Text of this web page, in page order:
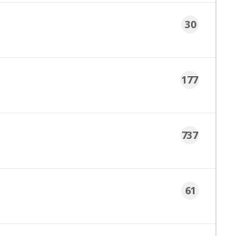
30
177
737
61